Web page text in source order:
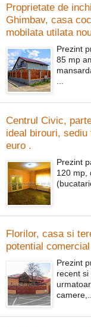
Proprietate de
Ghimbav, casa
mobilata utilata
Prezint
85 mp
...
Centrul Civic,
ideal birouri, sediu
euro .
Prezint
120 mp,
Florilor, casa si
potential
Prezint
recent